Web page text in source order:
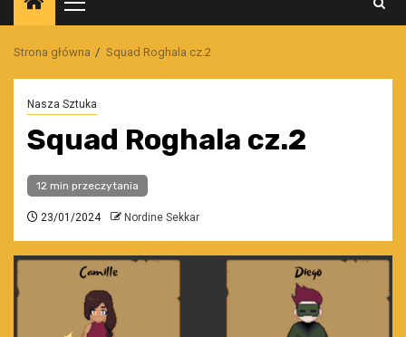
Menu
główne
Strona główna Squad Roghala cz.2
Nasza Sztuka
Squad Roghala cz.2
12 min przeczytania
23/01/2024 Nordine Sekkar